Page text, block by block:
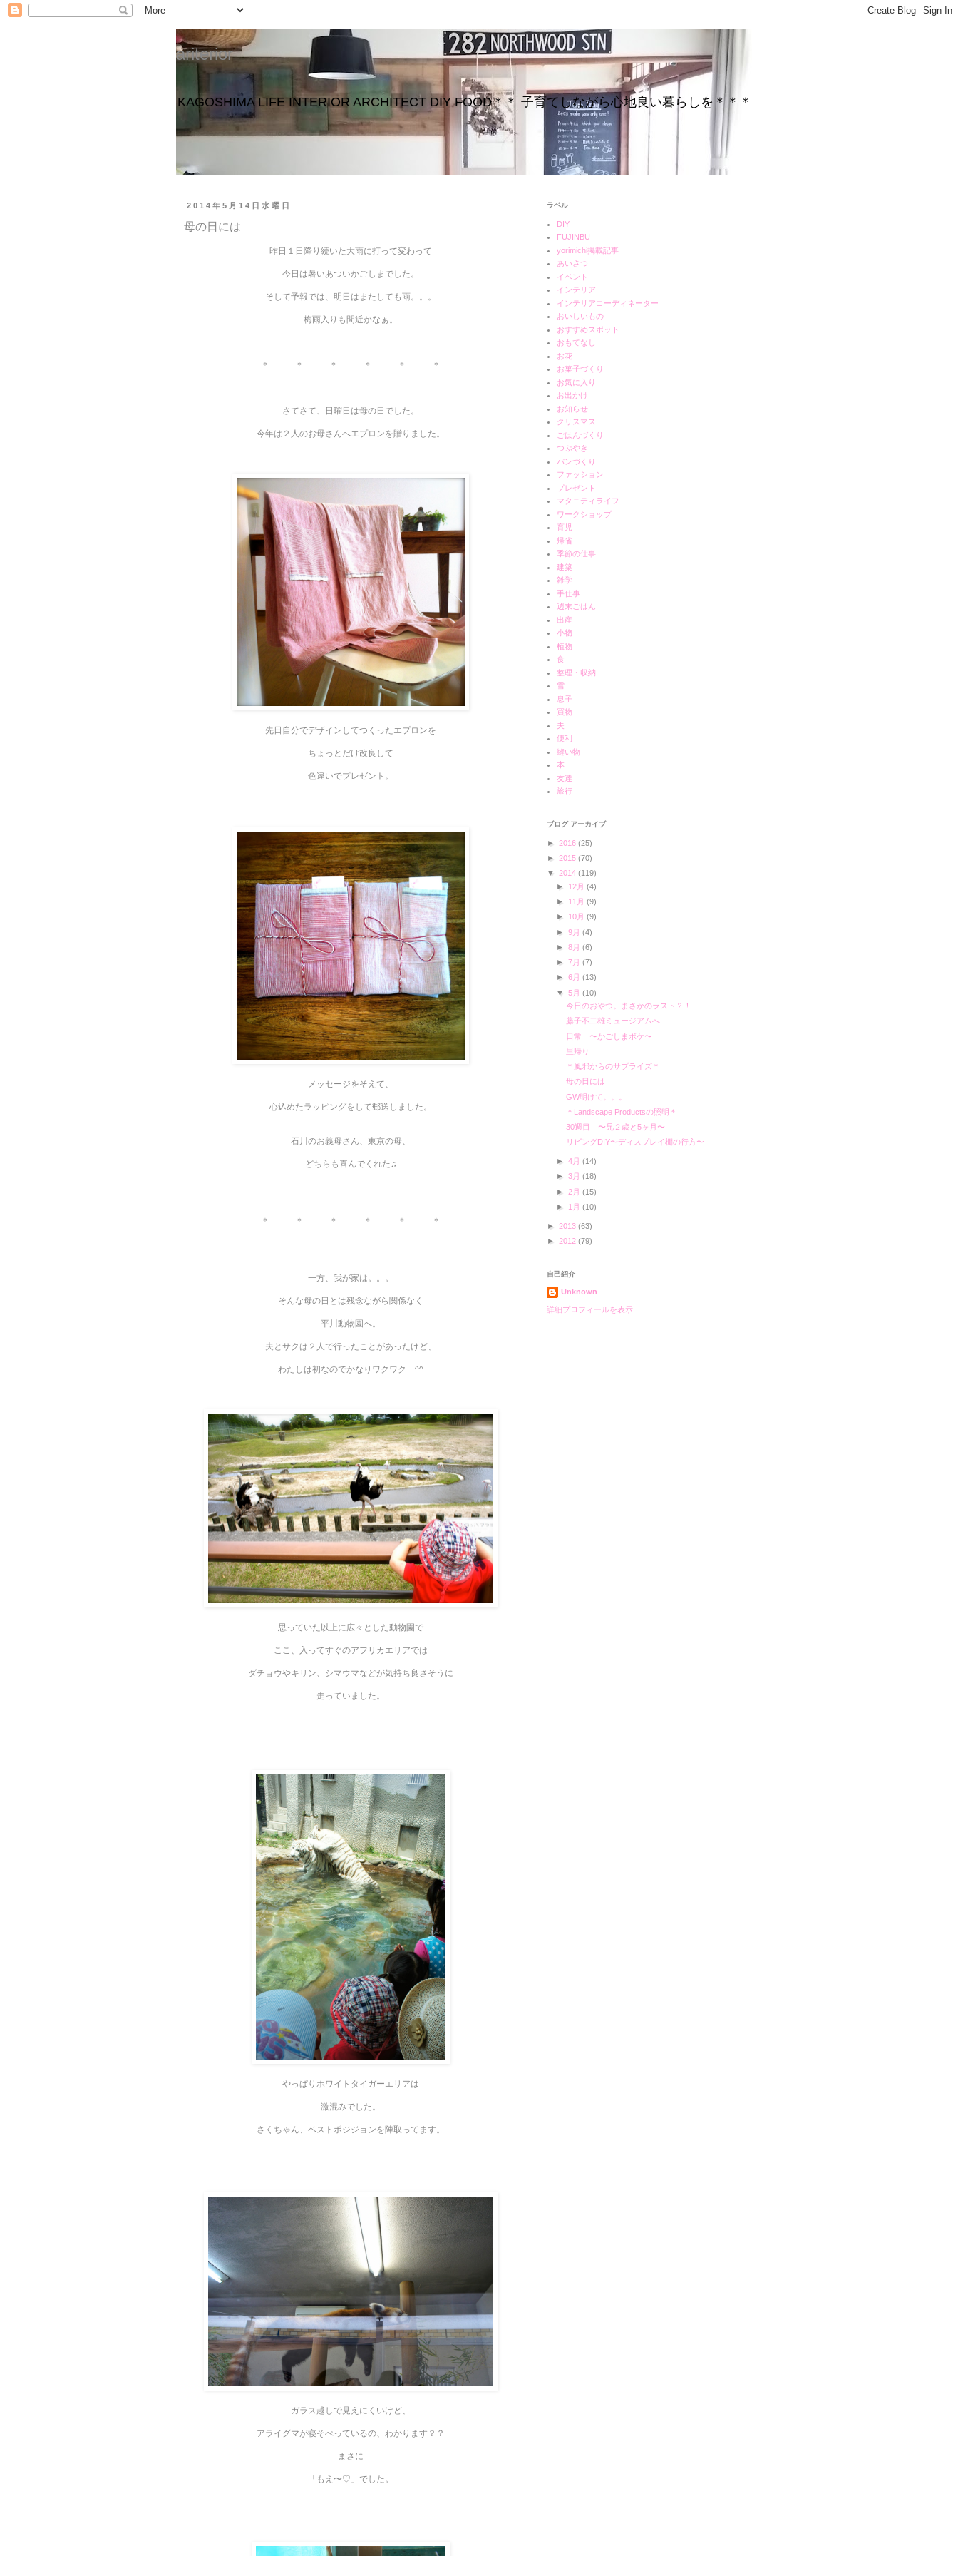
ariterior
KAGOSHIMA LIFE INTERIOR ARCHITECT DIY FOOD＊＊ 子育てしながら心地良い暮らしを＊＊＊
2014年5月14日水曜日
母の日には
昨日１日降り続いた大雨に打って変わって
今日は暑いあついかごしまでした。
そして予報では、明日はまたしても雨。。。
梅雨入りも間近かなぁ。
＊ ＊ ＊ ＊ ＊ ＊
さてさて、日曜日は母の日でした。
今年は２人のお母さんへエプロンを贈りました。
先日自分でデザインしてつくったエプロンを
ちょっとだけ改良して
色違いでプレゼント。
メッセージをそえて、
心込めたラッピングをして郵送しました。
石川のお義母さん、東京の母、
どちらも喜んでくれた♫
＊ ＊ ＊ ＊ ＊ ＊
一方、我が家は。。。
そんな母の日とは残念ながら関係なく
平川動物園へ。
夫とサクは２人で行ったことがあったけど、
わたしは初なのでかなりワクワク ^^
思っていた以上に広々とした動物園で
ここ、入ってすぐのアフリカエリアでは
ダチョウやキリン、シマウマなどが気持ち良さそうに
走っていました。
やっぱりホワイトタイガーエリアは
激混みでした。
さくちゃん、ベストポジジョンを陣取ってます。
ガラス越しで見えにくいけど、
アライグマが寝そべっているの、わかります？？
まさに
「もえ〜♡」でした。
ラベル
DIY
FUJINBU
yorimichi掲載記事
あいさつ
イベント
インテリア
インテリアコーディネーター
おいしいもの
おすすめスポット
おもてなし
お花
お菓子づくり
お気に入り
お出かけ
お知らせ
クリスマス
ごはんづくり
つぶやき
パンづくり
ファッション
プレゼント
マタニティライフ
ワークショップ
育児
帰省
季節の仕事
建築
雑学
手仕事
週末ごはん
出産
小物
植物
食
整理・収納
雪
息子
買物
夫
便利
縫い物
本
友達
旅行
ブログ アーカイブ
► 2016 (25)
► 2015 (70)
▼ 2014 (119)
► 12月(4)
► 11月(9)
► 10月(9)
►9月(4)
►8月(6)
►7月(7)
►6月(13)
▼5月(10)
今日のおやつ。まさかのラスト？！
藤子不二雄ミュージアムへ
日常 〜かごしまボケ〜
里帰り
＊風邪からのサプライズ＊
母の日には
GW明けて。。。
＊Landscape Productsの照明＊
30週目 〜兄２歳と5ヶ月〜
リビングDIY〜ディスプレイ棚の行方〜
►4月(14)
►3月(18)
►2月(15)
► 1月(10)
► 2013 (63)
► 2012 (79)
自己紹介
Unknown
詳細プロフィールを表示